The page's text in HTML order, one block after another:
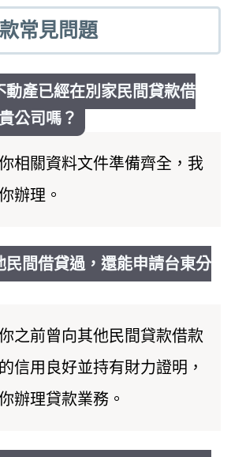
常見問題
動產已經在別家民間貸款借
公司嗎？
相關資料文件準備齊全，我
辦理。
民間借貸過，還能申請台東分
之前曾向其他民間貸款借款
信用良好並持有財力證明，
辦理貸款業務。